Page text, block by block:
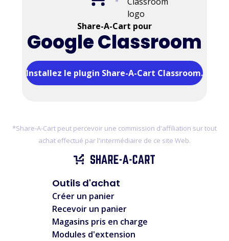
Share-A-Cart pour
Google Classroom
Installez le plugin Share-A-Cart Classroom.
*Share-A-Cart peut percevoir une commission d'affiliation sur tout
achat effectué par l'intermédiaire de ce site Web.
Outils d'achat
Créer un panier
Recevoir un panier
Magasins pris en charge
Modules d'extension